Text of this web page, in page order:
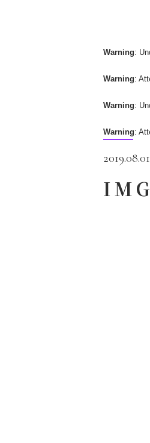
Warning:
Warning:
Warning:
Warning:
2019.08.01